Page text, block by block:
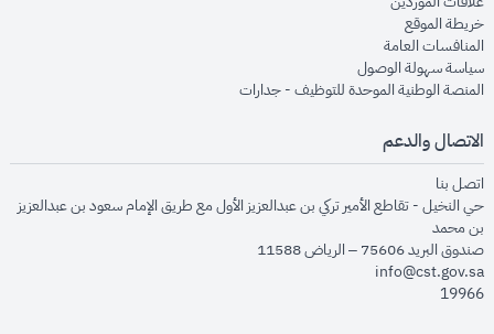
خريطة الموقعopens in new window
المنافسات العامةopens in new window
سياسة سهولة الوصولopens in new window
المنصة الوطنية الموحدة للتوظيف - جداراتopens in new window
الاتصال والدعم
اتصل بنا
حي النخيل - تقاطع الأمير تركي بن عبدالعزيز الأول مع طريق الإمام سعود بن عبدالعزيز
بن محمد
صندوق البريد 75606 – الرياض 11588
info@cst.gov.sa
19966